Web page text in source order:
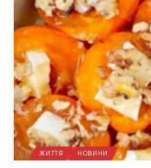
ЖИТТЯ НОВИНИ